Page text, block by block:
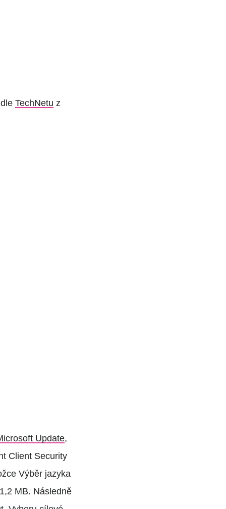
dleTechNetu z
Update,
Client Security
Výběr jazyka
MB. Následně